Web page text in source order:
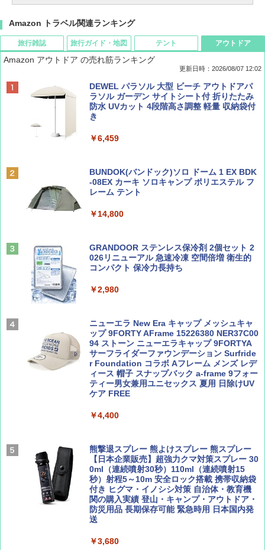
Amazon トラベル関連ランキング
旅行雑誌
ディズニーファン ２０２６年 ９月号 [雑
誌] (ＤＩＳＮＥＹ ＦＡＮ)
￥713
SOTO ミニマル"旅"財布 ランダム2種】
￥1,500
￥1,540
￥1,540
AIRLINE（エアライン）2026年9月号【特
集】ボーイング110周年を祝して！
￥1,760
旅行ガイド・地図
D40 地球の歩き方 チェンマイ タイ北部の魅
力的な町 2026～2027 地球の歩き方D アジア
￥2,079
球の歩き方A ヨーロッパ
￥2,479
￥2,695
ァキア 2026～2027 地球の歩き方A ヨーロッ
パ
￥2,277
新しい日本地理 地図・統計・移動から読み
解く (講談社現代新書)
￥1,540
テント
[キャンパーズコレクション 山善] ポップアッ
プテント 傘みたいに広げて畳める パッとサ
ッとサンシェード キューブ フルクローズ メ
ッシュ 簡単設置 ワンタッチテント キャンプ
PYKES PEAK (パイクスピーク) 着替えテン
ト プライバシー テント 【中が透けない】 1
ーチ ピクニック ポップアップテント 携帯 簡
￥4,980
テント ワンタッチ RENEW 幅200 2-3人用 43
￥5,999
[キャンパーズコレクション 山善] 傘みたいに
広げるだけ パッとサッとテント ブラックコ
ーティング フルクローズ メッシュ 3-4人用
簡単設置 ポップアップテント エクルベージ
ュ(BC仕様) PATC-150B(EB)
￥9,990
[キャンパーズコレクション 山善] 傘みたいに
広げるだけ パッとサッとテント キューブワ
イド ブラックコーティング フルクローズ メ
ッシュ 4人用 簡単設置 ポップアップテント P
ATCW-150B エクルベージュ
￥-
アウトドア
Amazon アウトドア の売れ筋ランキング
更新日時：2026/08/07 12:02
DEWEL パラソル 大型 ビーチ アウトドアパ
ラソル ガーデン サイトシート付 折りたたみ
防水 UVカット 4段階高さ調整 軽量 収納袋付
き
￥6,459
BUNDOK(バンドック)ソロ ドーム 1 EX BDK
-08EX カーキ ソロキャンプ ポリエステル フ
レーム テント
￥14,800
GRANDOOR ステンレス保冷剤 2個セット 2
026リニューアル 急速冷凍 空間倍増 衛生的
コンパクト 保冷力長持ち
￥2,980
ニューエラ New Era キャップ メッシュキャ
ップ 9FORTY AFrame 15226380 NER37C00
94 ストーン ニューエラキャップ 9FORTYA
サーフライダーファウンデーション Surfride
r Foundation コラボ Aフレーム メンズ レデ
ィース 帽子 スナップバック a-frame 9フォー
ティー男女兼用ユニセックス 夏用 日除けUV
ケア FREE
￥4,400
熊撃退スプレー 熊よけスプレー 熊スプレー
【日本企業販売】超強力クマ対策スプレー 30
0ml（連続噴射30秒）110ml（連続噴射15
秒）射程5～10m 安全ロック搭載 携帯収納袋
付き ヒグマ・イノシシ対策 自治体・教育機
関の購入実績 登山・キャンプ・アウトドア・
防災用品 長期保存可能 緊急時用 日本国内発
送
￥3,680